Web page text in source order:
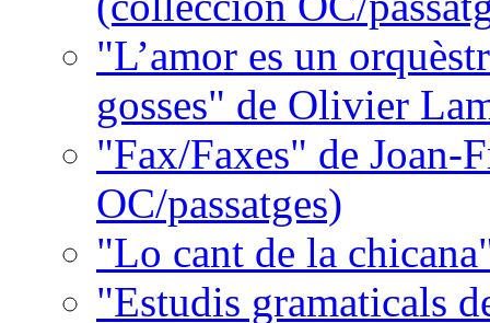
"L’amor es un
gosses" de Olivier
"Fax/Faxes" de Joan-
OC/passatges)
"Lo cant de la
"Estudis gramaticals